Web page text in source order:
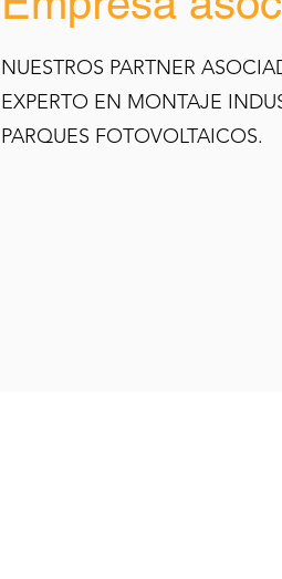
NUESTROS PARTNER
EXPERTO EN MONTAJE
PARQUES FOTOVOLTAICOS.